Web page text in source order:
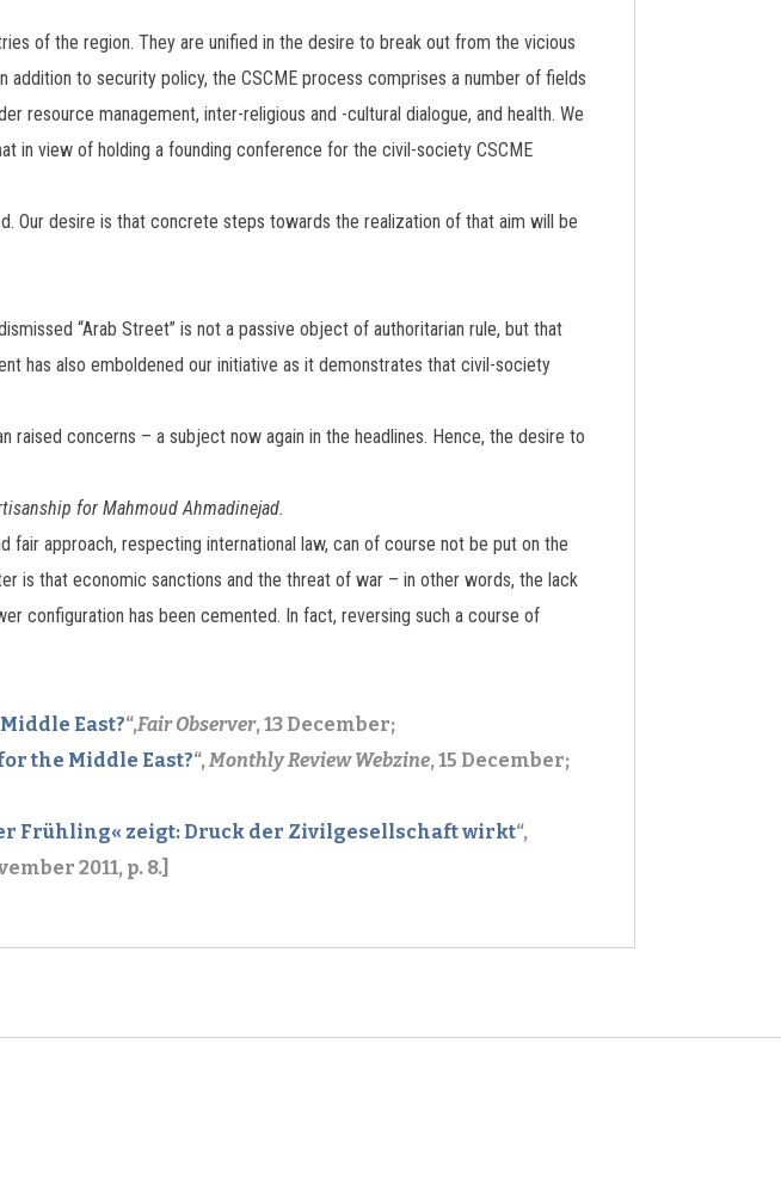
of the region. They are unified in the desire to break out from the vicious
to security policy, the CSCME process comprises a number of fields
management, inter-religious and -cultural dialogue, and health. We
in view of holding a founding conference for the civil-society CSCME
Our desire is that concrete steps towards the realization of that aim will be
“Arab Street” is not a passive object of authoritarian rule, but that
has also emboldened our initiative as it demonstrates that civil-society
concerns – a subject now again in the headlines. Hence, the desire to
for Mahmoud Ahmadinejad.
approach, respecting international law, can of course not be put on the
is that economic sanctions and the threat of war – in other words, the lack
configuration has been cemented. In fact, reversing such a course of
East?“,Fair Observer, 13 December;
the Middle East?“,Monthly Review Webzine, 15 December;
Frühling« zeigt: Druck der Zivilgesellschaft wirkt“,
2011, p. 8.]